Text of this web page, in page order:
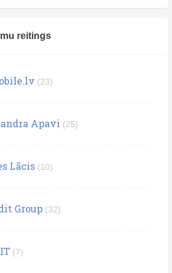
reitings
(23)
Apavi (25)
Lācis (10)
Group (32)
(7)